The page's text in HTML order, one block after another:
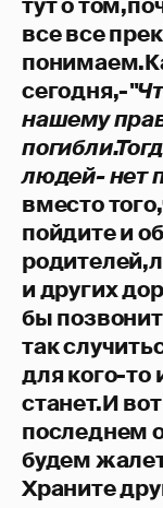
тут о
все все
сегодня,-
нашему
людей- нет
вместо
пойдите и
и других
бы
так
для кого-то
станет.И
последнем
будем
Храните